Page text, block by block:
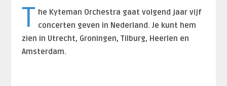
T he Kyteman Orchestra gaat volgend jaar vijf
concerten geven in Nederland. Je kunt hem
zien in Utrecht, Groningen, Tilburg, Heerlen en
Amsterdam.